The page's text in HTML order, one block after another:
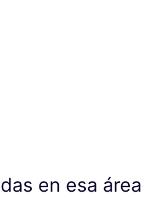
en esa área